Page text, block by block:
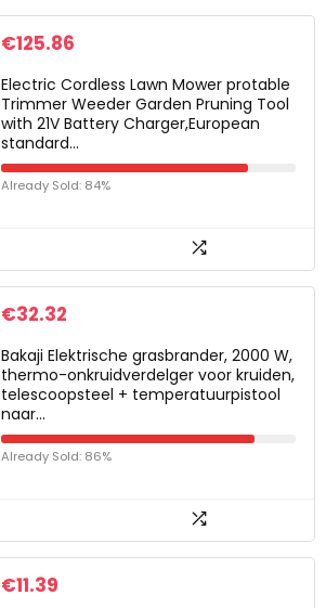
€125.86
Electric Cordless Lawn Mower protable
Trimmer Weeder Garden Pruning Tool
with 21V Battery Charger,European
standard…
Already Sold: 84%
€32.32
Bakaji Elektrische grasbrander, 2000 W,
thermo-onkruidverdelger voor kruiden,
telescoopsteel + temperatuurpistool
naar…
Already Sold: 86%
€11.39